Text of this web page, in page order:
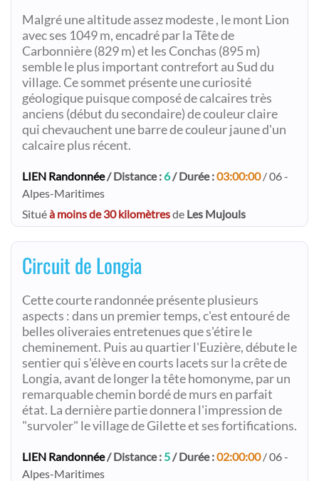
Malgré une altitude assez modeste , le mont Lion
avec ses 1049 m, encadré par la Tête de
Carbonnière (829 m) et les Conchas (895 m)
semble le plus important contrefort au Sud du
village. Ce sommet présente une curiosité
géologique puisque composé de calcaires très
anciens (début du secondaire) de couleur claire
qui chevauchent une barre de couleur jaune d'un
calcaire plus récent.
LIEN Randonnée/ Distance : 6/ Durée :03:00:00/ 06 -
Alpes-Maritimes
Situéà moins de 30 kilomètresde Les Mujouls
Circuit de Longia
Cette courte randonnée présente plusieurs
aspects : dans un premier temps, c'est entouré de
belles oliveraies entretenues que s'étire le
cheminement. Puis au quartier l'Euzière, débute le
sentier qui s'élève en courts lacets sur la crête de
Longia, avant de longer la tête homonyme, par un
remarquable chemin bordé de murs en parfait
état. La dernière partie donnera l'impression de
"survoler" le village de Gilette et ses fortifications.
LIEN Randonnée/ Distance : 5/ Durée :02:00:00/ 06 -
Alpes-Maritimes